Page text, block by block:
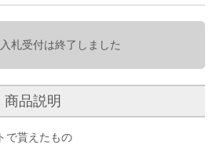
札受付は終了しました
商品説明
で貰えたもの